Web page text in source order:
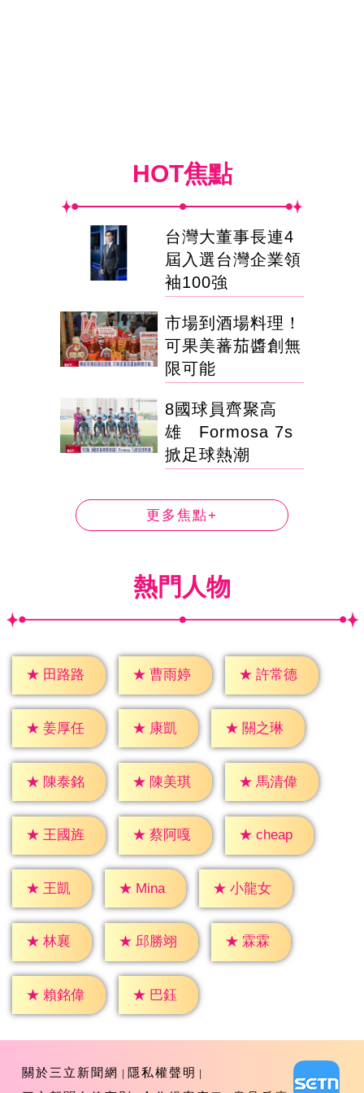
HOT焦點
台灣大董事長連4
屆入選台灣企業領
袖100強
市場到酒場料理！
可果美蕃茄醬創無
限可能
8國球員齊聚高
雄 Formosa 7s
掀足球熱潮
更多焦點+
熱門人物
★ 田路路 ★ 曹雨婷 ★ 許常德
★ 姜厚任 ★ 康凱 ★ 關之琳
★ 陳泰銘 ★ 陳美琪 ★ 馬清偉
★ 王國旌 ★ 蔡阿嘎 ★ cheap
★ 王凱 ★ Mina ★ 小龍女
★ 林襄 ★ 邱勝翊 ★ 霖霖
★ 賴銘偉 ★ 巴鈺
關於三立新聞網
隱私權聲明